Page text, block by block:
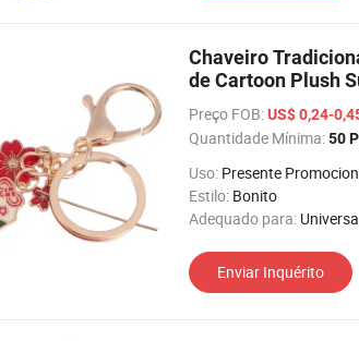
Chaveiro
de Cartoon Plush
Preço FOB:US$ 0,24-
Quantidade Mínima:50
Uso: Presente Promocional, Abridor de Garrafa,
Estilo: Bonito
Adequado para:
Enviar Inquérito